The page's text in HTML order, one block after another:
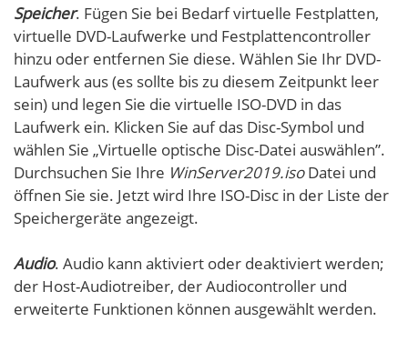
Speicher. Fügen Sie bei Bedarf virtuelle Festplatten,
virtuelle DVD-Laufwerke und Festplattencontroller
hinzu oder entfernen Sie diese. Wählen Sie Ihr DVD-
Laufwerk aus (es sollte bis zu diesem Zeitpunkt leer
sein) und legen Sie die virtuelle ISO-DVD in das
Laufwerk ein. Klicken Sie auf das Disc-Symbol und
wählen Sie „Virtuelle optische Disc-Datei auswählen”.
Durchsuchen Sie Ihre WinServer2019.isoDatei und
öffnen Sie sie. Jetzt wird Ihre ISO-Disc in der Liste der
Speichergeräte angezeigt.
Audio. Audio kann aktiviert oder deaktiviert werden;
der Host-Audiotreiber, der Audiocontroller und
erweiterte Funktionen können ausgewählt werden.